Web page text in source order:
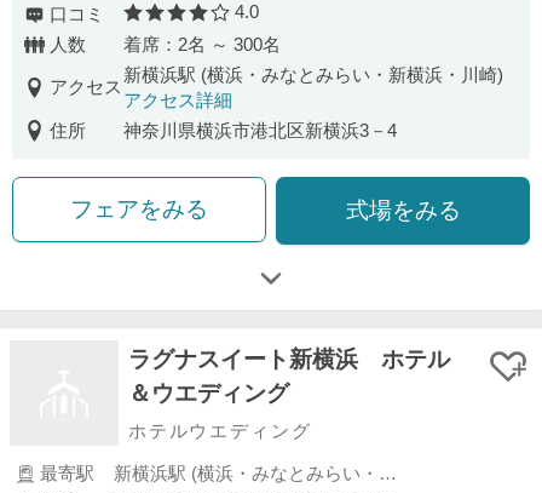
口コミ 口コミ評価
4.0
人数
着席：2名 ～ 300名
アクセス
新横浜駅 (横浜・みなとみらい・新横浜・川崎)
アクセス詳細
住所
神奈川県横浜市港北区新横浜3－4
フェアをみる 式場をみる
ラグナスイート新横浜 ホテル
＆ウエディング
ホテルウエディング
最寄駅
新横浜駅 (横浜・みなとみらい・新横浜・川崎)